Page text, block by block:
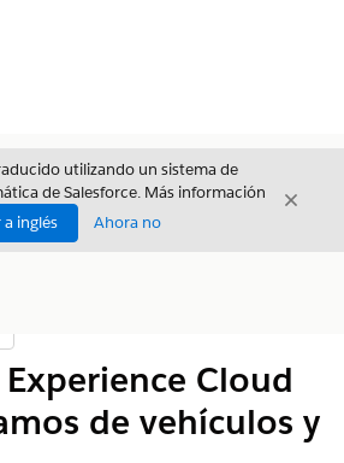
utilizando un sistema de
de Salesforce. Más información
inglés Ahora no
Cerrar
de materias
Cloud
de vehículos y